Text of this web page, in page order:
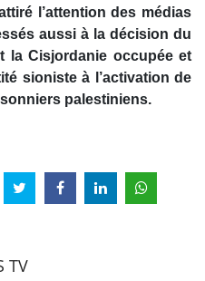
l’attention des médias
aussi à la décision du
la Cisjordanie occupée et
sioniste à l’activation de
palestiniens.
TV